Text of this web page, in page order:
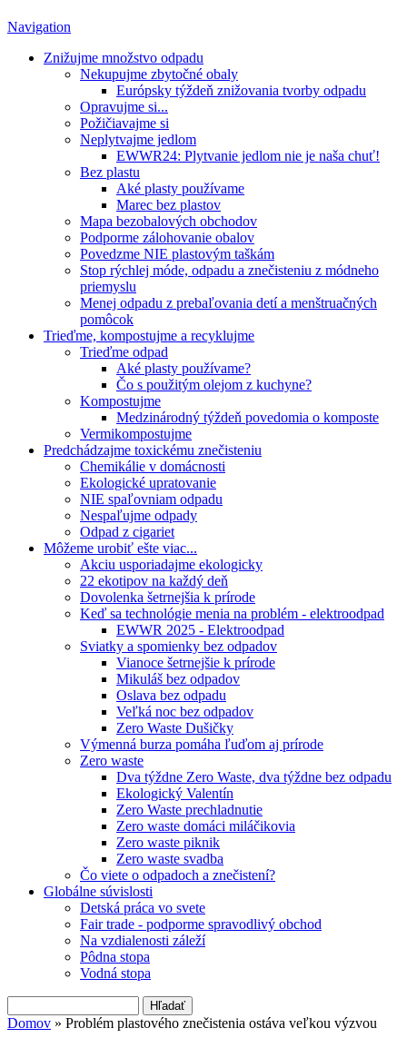
Navigation
Znižujme množstvo odpadu
Nekupujme zbytočné obaly
Európsky týždeň znižovania tvorby odpadu
Opravujme si...
Požičiavajme si
Neplytvajme jedlom
EWWR24: Plytvanie jedlom nie je naša chuť!
Bez plastu
Aké plasty používame
Marec bez plastov
Mapa bezobalových obchodov
Podporme zálohovanie obalov
Povedzme NIE plastovým taškám
Stop rýchlej móde, odpadu a znečisteniu z módneho
priemyslu
Menej odpadu z prebaľovania detí a menštruačných
pomôcok
Trieďme, kompostujme a recyklujme
Trieďme odpad
Aké plasty používame?
Čo s použitým olejom z kuchyne?
Kompostujme
Medzinárodný týždeň povedomia o komposte
Vermikompostujme
Predchádzajme toxickému znečisteniu
Chemikálie v domácnosti
Ekologické upratovanie
NIE spaľovniam odpadu
Nespaľujme odpady
Odpad z cigariet
Môžeme urobiť ešte viac...
Akciu usporiadajme ekologicky
22 ekotipov na každý deň
Dovolenka šetrnejšia k prírode
Keď sa technológie menia na problém - elektroodpad
EWWR 2025 - Elektroodpad
Sviatky a spomienky bez odpadov
Vianoce šetrnejšie k prírode
Mikuláš bez odpadov
Oslava bez odpadu
Veľká noc bez odpadov
Zero Waste Dušičky
Výmenná burza pomáha ľuďom aj prírode
Zero waste
Dva týždne Zero Waste, dva týždne bez odpadu
Ekologický Valentín
Zero Waste prechladnutie
Zero waste domáci miláčikovia
Zero waste piknik
Zero waste svadba
Čo viete o odpadoch a znečistení?
Globálne súvislosti
Detská práca vo svete
Fair trade - podporme spravodlivý obchod
Na vzdialenosti záleží
Pôdna stopa
Vodná stopa
Vyhľadávanie
Domov » Problém plastového znečistenia ostáva veľkou výzvou